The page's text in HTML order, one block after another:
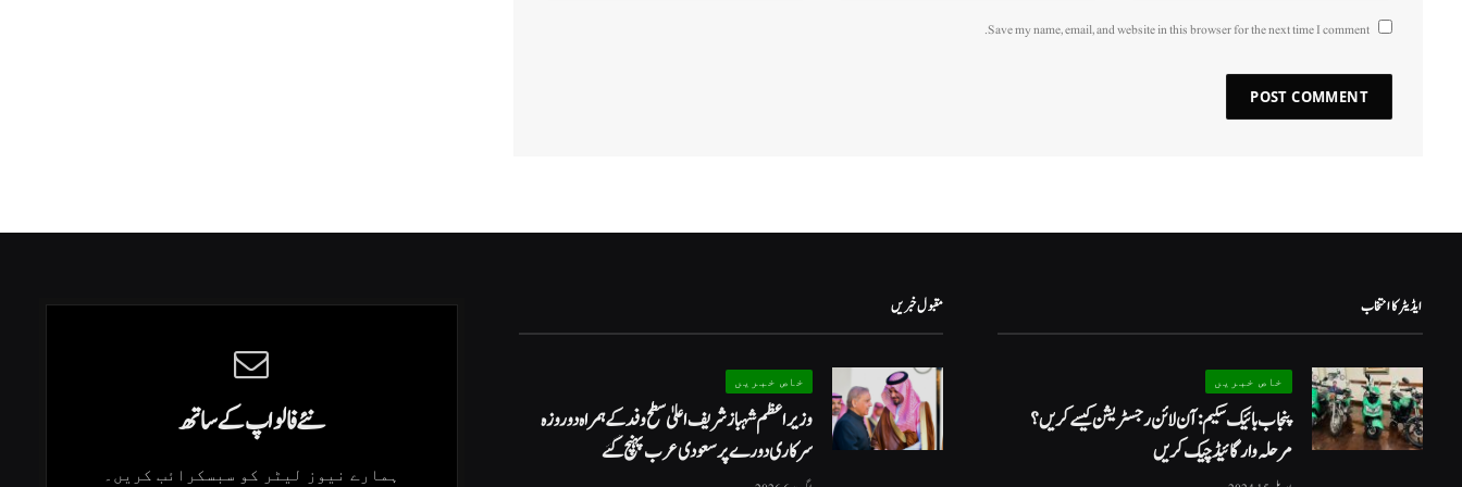
Save my name, email, and website in this browser for the next time I comment.
ایڈیٹر کا انتخاب
خاص خبریں
پنجاب بائیک سکیم: آن لائن رجسٹریشن کیسے کریں؟
مرحلہ وار گائیڈ چیک کریں
مقبول خبریں
خاص خبریں
وزیراعظم شہبازشریف اعلیٰ سطح وفد کے ہمراہ دو روزه
سرکاری دورے پر سعودی عرب پہنچ گئے
نئے فالو اپ کے ساتھ
ہمارے نیوز لیٹر کو سبسکرائب کریں۔